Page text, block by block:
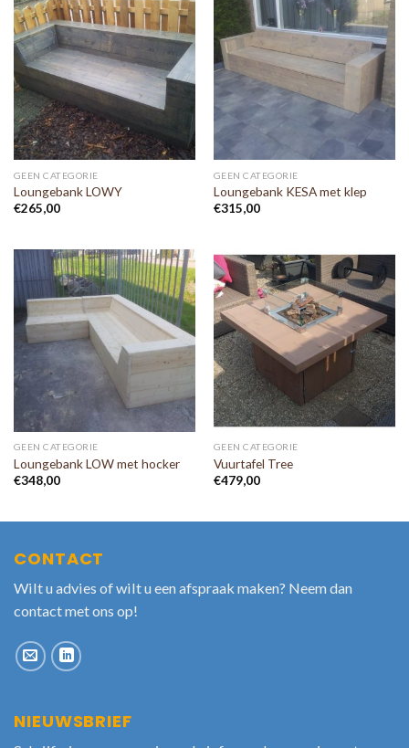
GEEN CATEGORIE
Loungebank LOWY
€265,00
GEEN CATEGORIE
Loungebank KESA met klep
€315,00
GEEN CATEGORIE
Loungebank LOW met hocker
€348,00
GEEN CATEGORIE
Vuurtafel Tree
€479,00
CONTACT
Wilt u advies of wilt u een afspraak maken? Neem dan
contact met ons op!
NIEUWSBRIEF